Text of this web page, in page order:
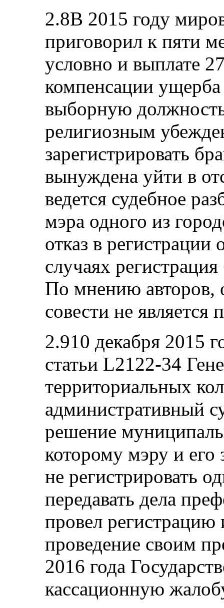
2.8В 2015 году
приговорил к пяти
условно и выплате
компенсации
выборную
религиозным
зарегистрировать
вынуждена уйти в
ведется судебное
мэра одного из
отказ в
случаях регистрация
По мнению авторов,
совести не является
2.910 декабря 2015
статьи L2122-34
территориальных
административный
решение
которому мэру и его
не регистрировать
передавать дела
провел регистрацию
проведение своим
2016 года
кассационную